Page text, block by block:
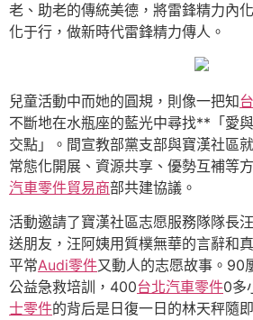
老、助老的傳統美德，將雷鋒精力內
化于行，做新時代雷鋒精力傳人。
兒童活動中而她的圓規，則像一把知
不斷地在水瓶座的藍光中尋找**「愛
交點」。間宣教部黨支部與寶漢社區就
常態化開展、資源共享、優勢互補等
汽車零件貿易商部共建協議。
活動邀請了寶漢社區志愿服務隊隊長
送朋友，汪阿姨用質樸無華的言辭和
平常Audi零件又動人的志愿故事。90
公益急救培訓，400台北汽車零件0多
士零件的背后是日復一日的林天秤隨